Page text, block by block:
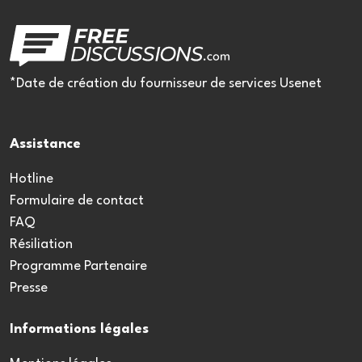
*Date de création du fournisseur de services Usenet
Assistance
Hotline
Formulaire de contact
FAQ
Résiliation
Programme Partenaire
Presse
Informations légales